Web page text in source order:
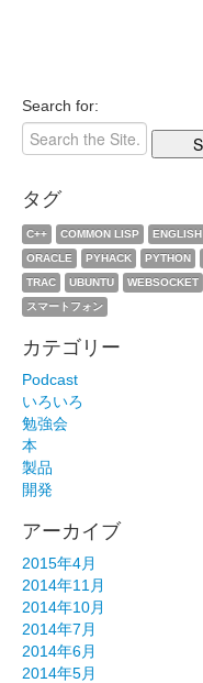
Search for:
タグ
C++ COMMON LISP ENGLISH
ORACLE
PYHACK PYTHON
TRAC
UBUNTU WEBSOCKET
スマートフォン
カテゴリー
Podcast
いろいろ
勉強会
本
製品
開発
アーカイブ
2015年4月
2014年11月
2014年10月
2014年7月
2014年6月
2014年5月